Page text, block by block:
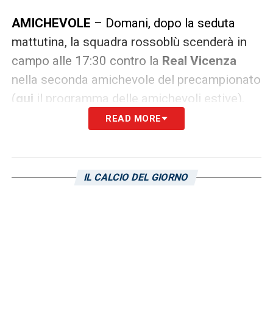
AMICHEVOLE – Domani, dopo la seduta
mattutina, la squadra rossoblù scenderà in
campo alle 17:30 contro la Real Vicenza
nella seconda amichevole del precampionato
(qui il programma delle amichevoli estive).
READ MORE
IL CALCIO DEL GIORNO